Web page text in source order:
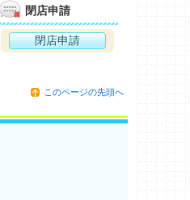
閉店申請
閉店申請
このページの先頭へ